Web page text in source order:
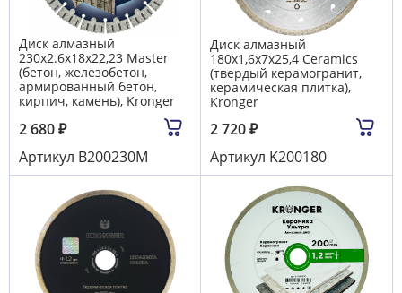
Диск алмазный
230x2.6х18х22,23 Master
(бетон, железобетон,
армированный бетон,
кирпич, камень), Kronger
2 680₽
Артикул B200230M
Диск алмазный
180x1,6х7х25,4 Сeramics
(твердый керамогранит,
керамическая плитка),
Kronger
2 720₽
Артикул K200180